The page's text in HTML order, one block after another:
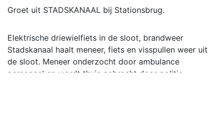
Groet uit STADSKANAAL bij Stationsbrug.
Elektrische driewielfiets in de sloot, brandweer
Stadskanaal haalt meneer, fiets en visspullen weer uit
de sloot. Meneer onderzocht door ambulance
personeel en wordt thuis gebracht door politie.